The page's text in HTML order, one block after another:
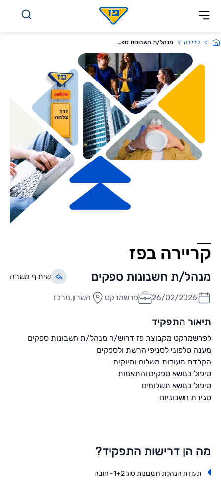
קריירה מנהל/ת חשבונות ספקים
קריירה בפז
מנהל/ת חשבונות ספקים שיתוף משרה
26/02/2026 פרשמרקט השרון,מרכז
תיאור התפקיד
לפרשמרקט מקבוצת פז דרוש/ה מנהל/ת חשבונות ספקים
מענה טלפוני לסניפי הרשת ולספקים
הקלדת תעודות משלוח ותיוקים
טיפול בנושא ספקים והתאמות
טיפול בנושא תשלומים
סגירת חשבוניות
מה הן דרישות התפקיד?
תעודת הנהלת חשבונות סוג 1+2- חובה